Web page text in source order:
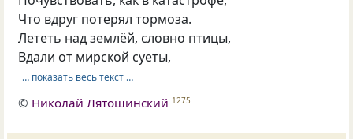
Что вдруг потерял тормоза.
Лететь над землёй, словно птицы,
Вдали от мирской суеты,
… показать весь текст …
© Николай Лятошинский 1275